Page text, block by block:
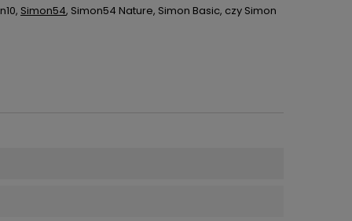
Simon54, Simon54 Nature, Simon Basic, czy Simon